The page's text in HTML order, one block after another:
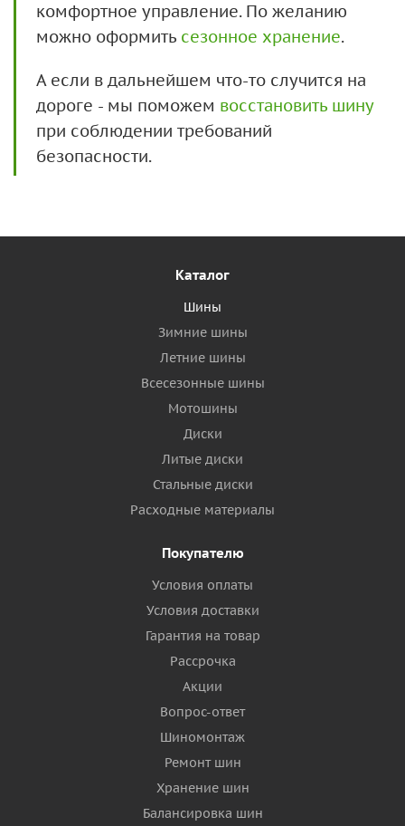
комфортное управление. По желанию
можно оформить сезонное хранение.
А если в дальнейшем что-то случится на
дороге - мы поможем восстановить шину
при соблюдении требований
безопасности.
Каталог
Шины
Зимние шины
Летние шины
Всесезонные шины
Мотошины
Диски
Литые диски
Стальные диски
Расходные материалы
Покупателю
Условия оплаты
Условия доставки
Гарантия на товар
Рассрочка
Акции
Вопрос-ответ
Шиномонтаж
Ремонт шин
Хранение шин
Балансировка шин